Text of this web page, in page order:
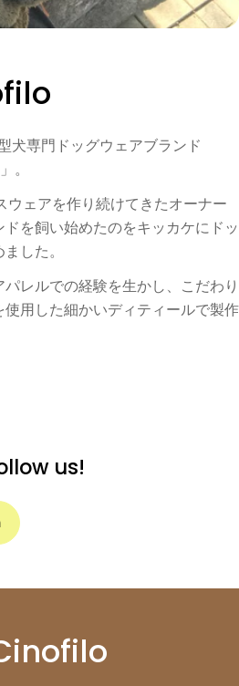
犬専門ドッグウェアブランド
。
ェアを作り続けてきたオーナー
を飼い始めたのをキッカケにドッ
した。
レルでの経験を生かし、こだわり
用した細かいディティールで製作
us!